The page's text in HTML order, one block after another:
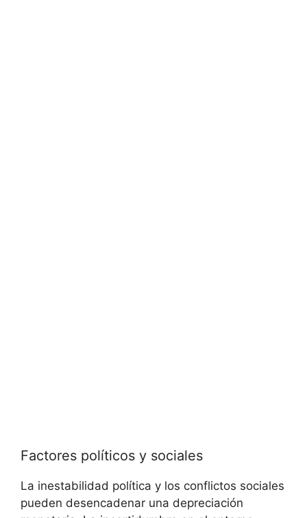
Factores ⁢políticos y sociales
La inestabilidad política y los ⁤conflictos ⁤sociales
pueden⁣ desencadenar una depreciación